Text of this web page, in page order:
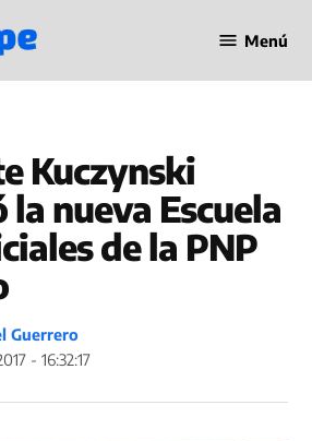
en Línea
Menú
Kuczynski
nueva Escuela
de la PNP
Guerrero
- 16:32:17